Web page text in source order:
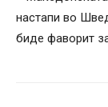
настапи во
биде фаворит